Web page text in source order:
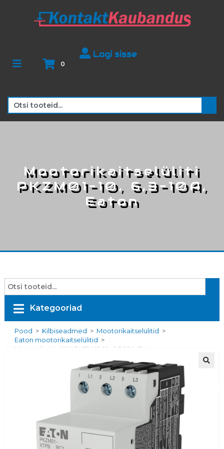
0
Logi sisse
Mootorikaitselüliti
PKZM01-10, 6,3-10A,
Eaton
Kategooriad
Pood > Kilbiseadmed > Mootorikaitselülitid >
Eaton mootorikaitselülitid >
Mootorikaitselüliti PKZM01-10, 6,3-10A, Eaton